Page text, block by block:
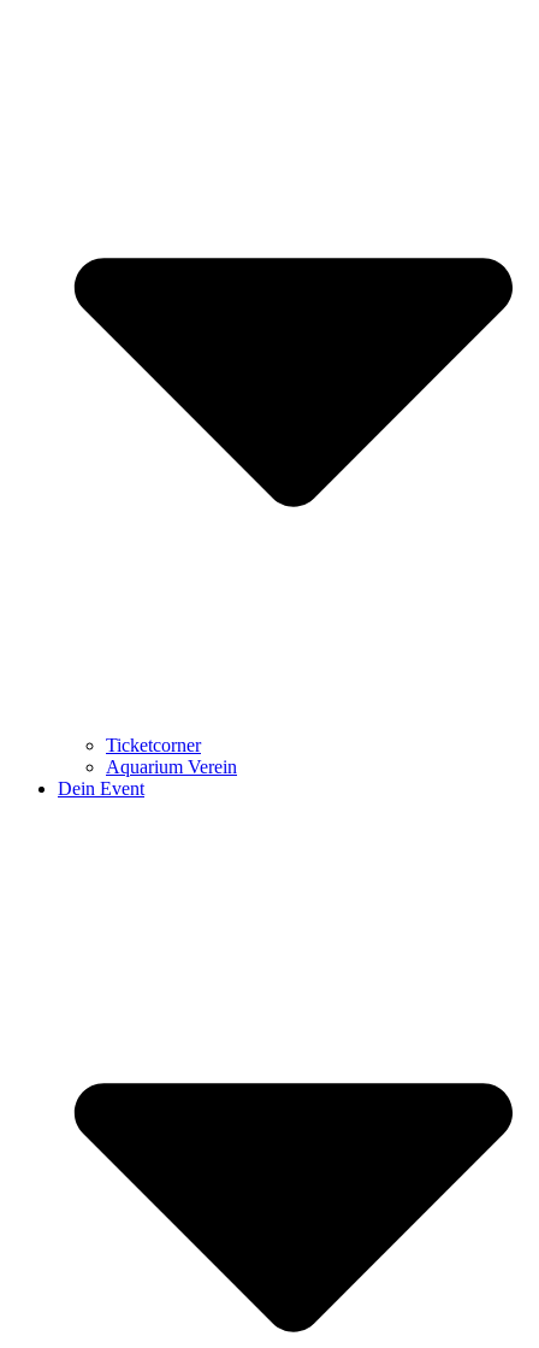
Ticketcorner
Aquarium Verein
Dein Event